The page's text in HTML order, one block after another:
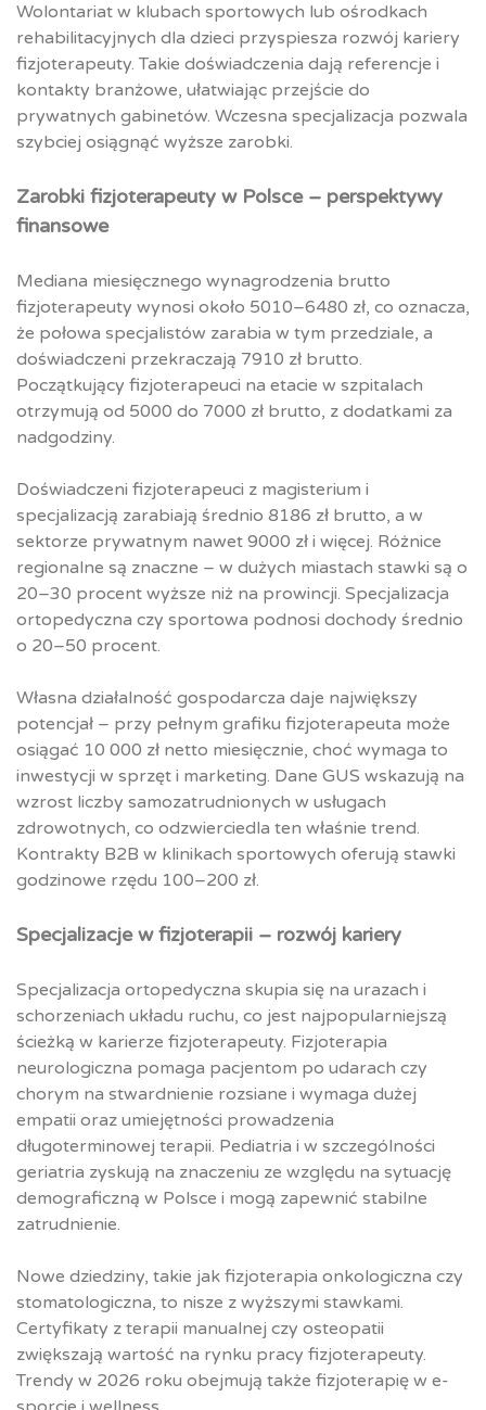
Wolontariat w klubach sportowych lub ośrodkach
rehabilitacyjnych dla dzieci przyspiesza rozwój kariery
fizjoterapeuty. Takie doświadczenia dają referencje i
kontakty branżowe, ułatwiając przejście do
prywatnych gabinetów. Wczesna specjalizacja pozwala
szybciej osiągnąć wyższe zarobki.
Zarobki fizjoterapeuty w Polsce – perspektywy
finansowe
Mediana miesięcznego wynagrodzenia brutto
fizjoterapeuty wynosi około 5010–6480 zł, co oznacza,
że połowa specjalistów zarabia w tym przedziale, a
doświadczeni przekraczają 7910 zł brutto.
Początkujący fizjoterapeuci na etacie w szpitalach
otrzymują od 5000 do 7000 zł brutto, z dodatkami za
nadgodziny.
Doświadczeni fizjoterapeuci z magisterium i
specjalizacją zarabiają średnio 8186 zł brutto, a w
sektorze prywatnym nawet 9000 zł i więcej. Różnice
regionalne są znaczne – w dużych miastach stawki są o
20–30 procent wyższe niż na prowincji. Specjalizacja
ortopedyczna czy sportowa podnosi dochody średnio
o 20–50 procent.
Własna działalność gospodarcza daje największy
potencjał – przy pełnym grafiku fizjoterapeuta może
osiągać 10 000 zł netto miesięcznie, choć wymaga to
inwestycji w sprzęt i marketing. Dane GUS wskazują na
wzrost liczby samozatrudnionych w usługach
zdrowotnych, co odzwierciedla ten właśnie trend.
Kontrakty B2B w klinikach sportowych oferują stawki
godzinowe rzędu 100–200 zł.
Specjalizacje w fizjoterapii – rozwój kariery
Specjalizacja ortopedyczna skupia się na urazach i
schorzeniach układu ruchu, co jest najpopularniejszą
ścieżką w karierze fizjoterapeuty. Fizjoterapia
neurologiczna pomaga pacjentom po udarach czy
chorym na stwardnienie rozsiane i wymaga dużej
empatii oraz umiejętności prowadzenia
długoterminowej terapii. Pediatria i w szczególności
geriatria zyskują na znaczeniu ze względu na sytuację
demograficzną w Polsce i mogą zapewnić stabilne
zatrudnienie.
Nowe dziedziny, takie jak fizjoterapia onkologiczna czy
stomatologiczna, to nisze z wyższymi stawkami.
Certyfikaty z terapii manualnej czy osteopatii
zwiększają wartość na rynku pracy fizjoterapeuty.
Trendy w 2026 roku obejmują także fizjoterapię w e-